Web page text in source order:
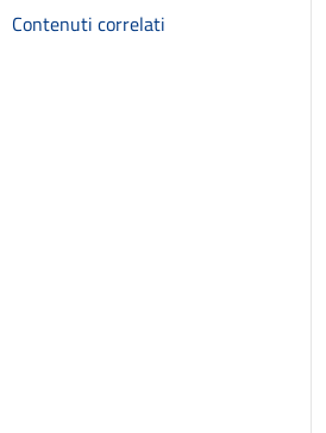
Contenuti correlati